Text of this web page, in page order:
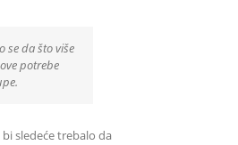
se da što više
potrebe
sledeće trebalo da